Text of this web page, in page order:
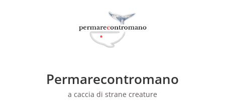
Permarecontromano
a caccia di strane creature